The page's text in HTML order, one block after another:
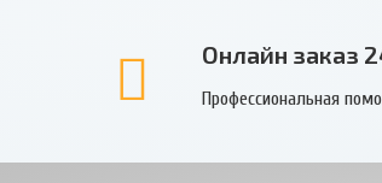
Онлайн заказ
Профессиональная